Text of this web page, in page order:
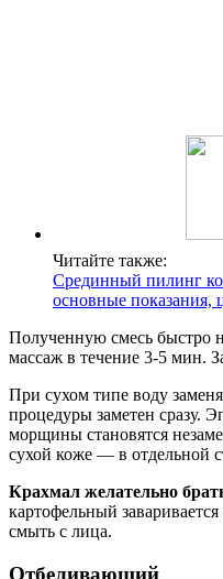
Читайте также:
Срединный пилинг
основные показания,
Полученную смесь быстро
массаж в течение 3-5 мин.
При сухом типе воду
процедуры заметен сразу.
морщины становятся
сухой коже — в отдельной
Крахмал желательно
картофельный
смыть с лица.
Отбеливающий